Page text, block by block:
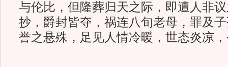
与伦比，但隆葬归天之际，即遭人非
抄，爵封皆夺，祸连八旬老母，罪及
誉之悬殊，足见人情冷暖，世态炎凉